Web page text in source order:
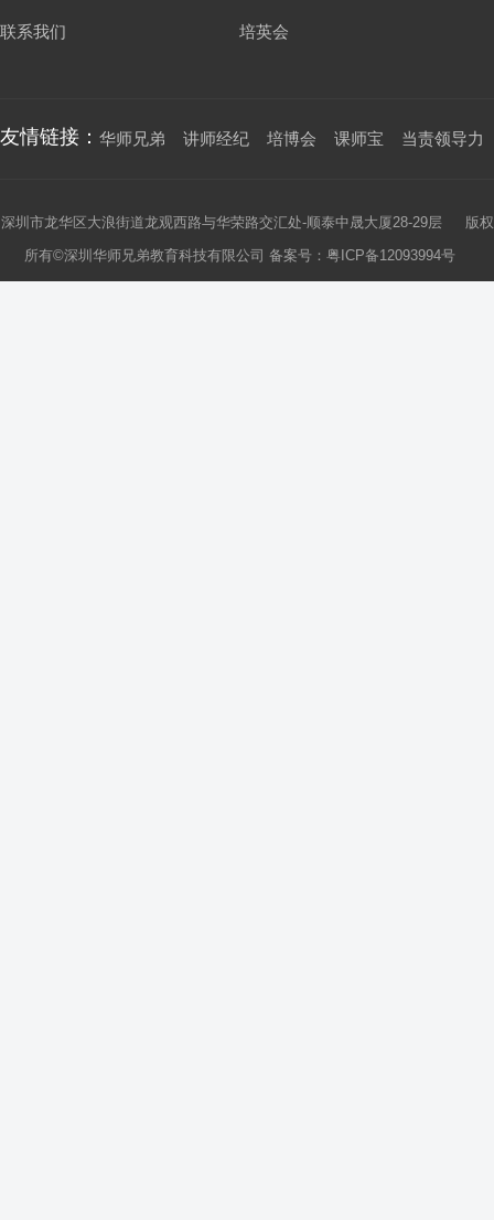
联系我们 培英会
友情链接： 华师兄弟 讲师经纪 培博会 课师宝 当责领导力
深圳市龙华区大浪街道龙观西路与华荣路交汇处-顺泰中晟大厦28-29层 版权
所有©深圳华师兄弟教育科技有限公司 备案号： 粤ICP备12093994号